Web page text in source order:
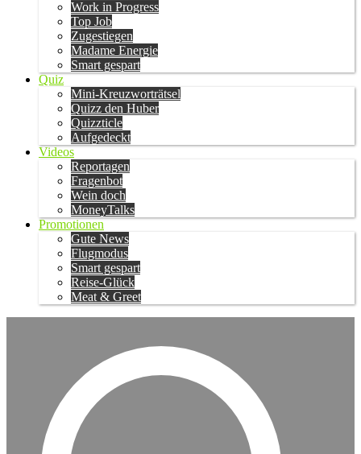
Work in Progress
Top Job
Zugestiegen
Madame Energie
Smart gespart
Quiz
Mini-Kreuzworträtsel
Quizz den Huber
Quizzticle
Aufgedeckt
Videos
Reportagen
Fragenbot
Wein doch
MoneyTalks
Promotionen
Gute News
Flugmodus
Smart gespart
Reise-Glück
Meat & Greet